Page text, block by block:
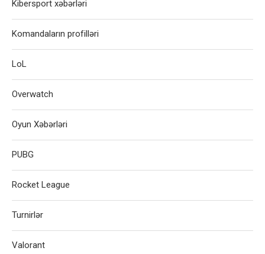
Kibersport xəbərləri
Komandaların profilləri
LoL
Overwatch
Oyun Xəbərləri
PUBG
Rocket League
Turnirlər
Valorant